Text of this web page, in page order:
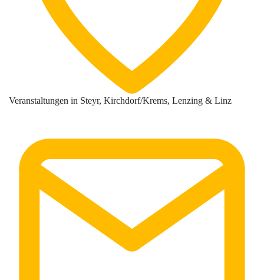
Veranstaltungen in Steyr, Kirchdorf/Krems, Lenzing & Linz